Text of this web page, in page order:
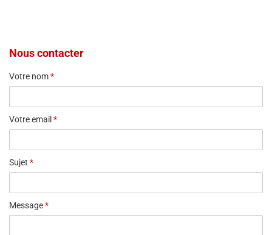
Nous contacter
Votre nom*
Votre email *
Sujet *
Message*